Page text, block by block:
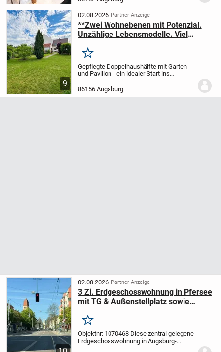
Bestandsgebäudes aus dem Jahr 1954.
Im Jahr 2024 wurde die Wohnung...
9
02.08.2026 Partner-Anzeige
**Zwei Wohnebenen mit Potenzial.
Unzählige Lebensmodelle. Viel
Merken
Gepflegte Doppelhaushälfte mit Garten
und Pavillon - ein idealer Start ins
Haus mit Garten, in das Sie einfach
einziehen und nach und nach
86156 Augsburg
02.08.2026 Partner-Anzeige
3 Zi. Erdgeschosswohnung in Pfersee
mit TG & Außenstellplatz sowie
Merken
Objektnr: 1070468 Diese zentral gelegene
Erdgeschosswohnung in Augsburg-